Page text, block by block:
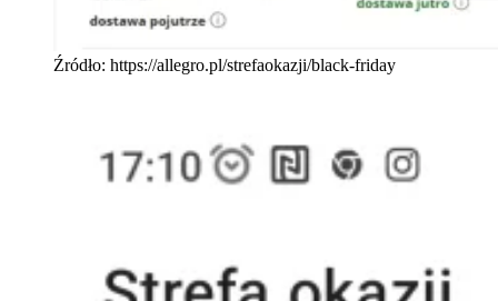
Źródło: https://allegro.pl/strefaokazji/black-friday